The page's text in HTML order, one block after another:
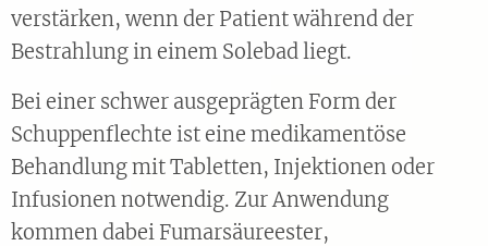
verstärken, wenn der Patient während der
Bestrahlung in einem Solebad liegt.
Bei einer schwer ausgeprägten Form der
Schuppenflechte ist eine medikamentöse
Behandlung mit Tabletten, Injektionen oder
Infusionen notwendig. Zur Anwendung
kommen dabei Fumarsäureester,